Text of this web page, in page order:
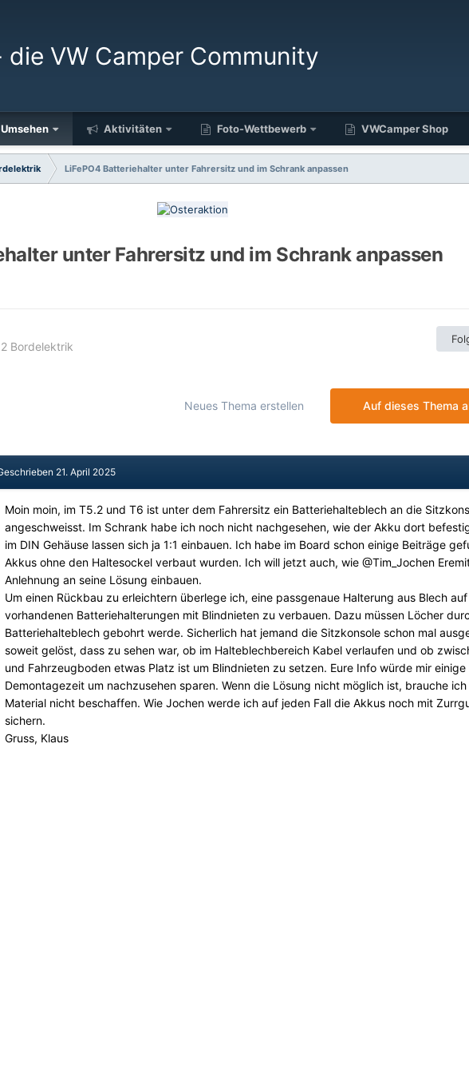
Umsehen Aktivitäten Foto-Wettbewerb VWCamper Shop
LiFePO4 Batteriehalter unter Fahrersitz und im Schrank anpassen
unter Fahrersitz und im Schrank anpassen
Bordelektrik
Auf dieses Thema
Neues Thema erstellen
21. April 2025
Moin moin, im T5.2 und T6 ist unter dem Fahrersitz ein Batteriehalteblech an die
angeschweisst. Im Schrank habe ich noch nicht nachgesehen, wie der Akku dort
im DIN Gehäuse lassen sich ja 1:1 einbauen. Ich habe im Board schon einige Beiträge
Akkus ohne den Haltesockel verbaut wurden. Ich will jetzt auch, wie @Tim_Jochen
Anlehnung an seine Lösung einbauen.
Um einen Rückbau zu erleichtern überlege ich, eine passgenaue Halterung aus Blech
vorhandenen Batteriehalterungen mit Blindnieten zu verbauen. Dazu müssen Löcher
Batteriehalteblech gebohrt werde. Sicherlich hat jemand die Sitzkonsole schon mal
soweit gelöst, dass zu sehen war, ob im Halteblechbereich Kabel verlaufen und ob
und Fahrzeugboden etwas Platz ist um Blindnieten zu setzen. Eure Info würde mir einige
Demontagezeit um nachzusehen sparen. Wenn die Lösung nicht möglich ist, brauche
Material nicht beschaffen. Wie Jochen werde ich auf jeden Fall die Akkus noch mit
sichern.
Gruss, Klaus